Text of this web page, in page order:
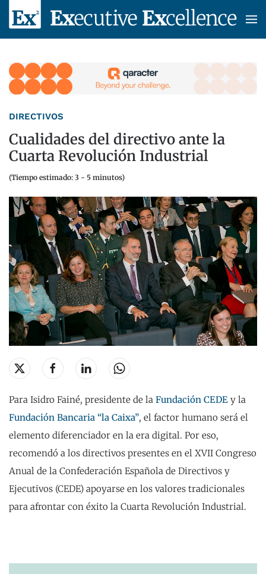
Skip to main content
DIRECTIVOS
Cualidades del directivo ante la
Cuarta Revolución Industrial
(Tiempo estimado: 3 - 5 minutos)
Para Isidro Fainé, presidente de la Fundación CEDE y la
Fundación Bancaria “la Caixa”, el factor humano será el
elemento diferenciador en la era digital. Por eso,
recomendó a los directivos presentes en el XVII Congreso
Anual de la Confederación Española de Directivos y
Ejecutivos (CEDE) apoyarse en los valores tradicionales
para afrontar con éxito la Cuarta Revolución Industrial.